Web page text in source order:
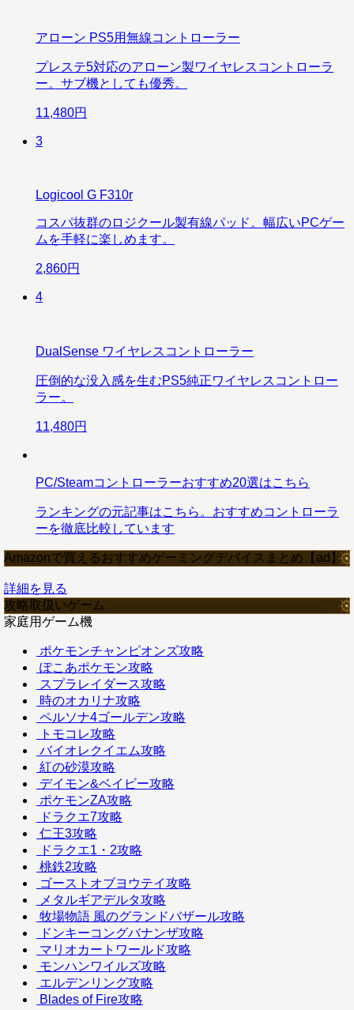
アローン PS5用無線コントローラー
プレステ5対応のアローン製ワイヤレスコントローラ
ー。サブ機としても優秀。
11,480円
3
Logicool G F310r
コスパ抜群のロジクール製有線パッド。幅広いPCゲー
ムを手軽に楽しめます。
2,860円
4
DualSense ワイヤレスコントローラー
圧倒的な没入感を生むPS5純正ワイヤレスコントロー
ラー。
11,480円
PC/Steamコントローラーおすすめ20選はこちら
ランキングの元記事はこちら。おすすめコントローラ
ーを徹底比較しています
Amazonで買えるおすすめゲーミングデバイスまとめ【ad】
詳細を見る
攻略取扱いゲーム
家庭用ゲーム機
ポケモンチャンピオンズ攻略
ぽこあポケモン攻略
スプラレイダース攻略
時のオカリナ攻略
ペルソナ4ゴールデン攻略
トモコレ攻略
バイオレクイエム攻略
紅の砂漠攻略
デイモン&ベイビー攻略
ポケモンZA攻略
ドラクエ7攻略
仁王3攻略
ドラクエ1・2攻略
桃鉄2攻略
ゴーストオブヨウテイ攻略
メタルギアデルタ攻略
牧場物語 風のグランドバザール攻略
ドンキーコングバナンザ攻略
マリオカートワールド攻略
モンハンワイルズ攻略
エルデンリング攻略
Blades of Fire攻略